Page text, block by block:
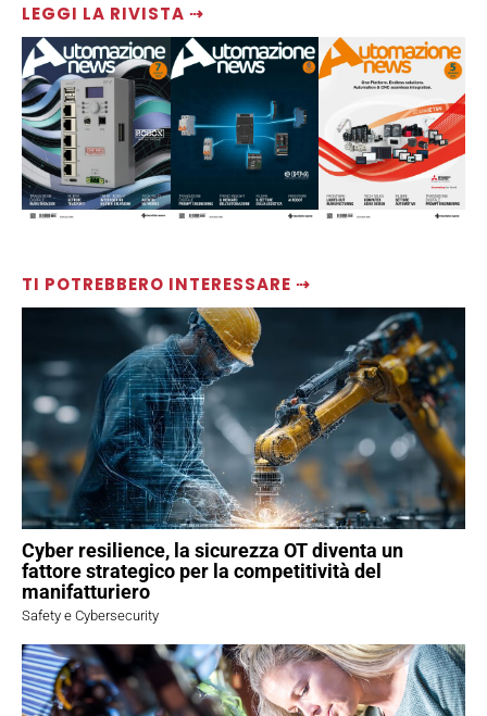
LEGGI LA RIVISTA ⇢
TI POTREBBERO INTERESSARE ⇢
Cyber resilience, la sicurezza OT diventa un
fattore strategico per la competitività del
manifatturiero
Safety e Cybersecurity